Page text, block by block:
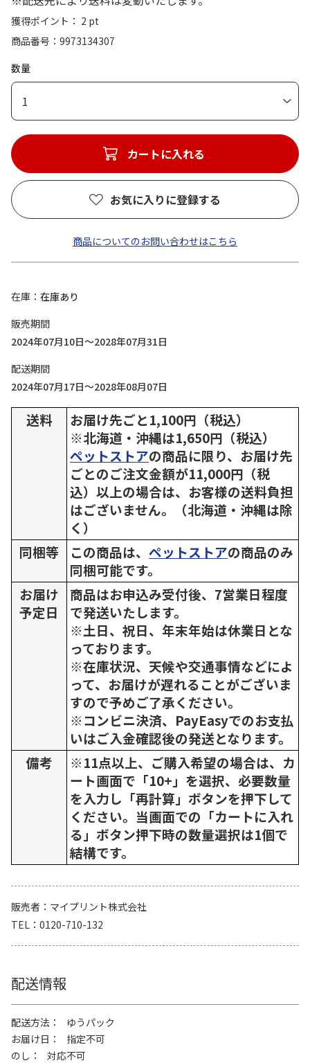
獲得ポイント： 2 pt
商品番号
9973134307
数量
1
カートに入れる
お気に入りに登録する
商品についてのお問い合わせはこちら
在庫
在庫あり
販売期間
2024年07月10日～2028年07月31日
配送期間
2024年07月17日～2028年08月07日
送料
お届け先ごと1,100円（税込）
※北海道・沖縄は1,650円（税込）
ペットストアの商品に限り、お届け先
ごとのご注文金額が11,000円（税
込）以上の場合は、お客様の送料負担
はございません。（北海道・沖縄は除
く）
同梱等
この商品は、 ペットストアの商品のみ
同梱可能です。
お届け
予定日
商品はお申込み受付後、7営業日程度
で発送いたします。
※土日、祝日、年末年始は休業日とな
っております。
※在庫状況、天候や交通事情などによ
って、お届けが遅れることがございま
すので予めご了承ください。
※コンビニ決済、PayEasyでのお支払
いはご入金確認後の発送となります。
備考
※11点以上、ご購入希望の場合は、カ
ート画面で「10+」を選択、必要数量
を入力し「再計算」ボタンを押下して
ください。当画面での「カートに入れ
る」ボタン押下時の数量選択は1個で
結構です。
販売者
マイプリント株式会社
TEL
0120-710-132
配送情報
配送方法
ゆうパック
お届け日
指定不可
のし
対応不可